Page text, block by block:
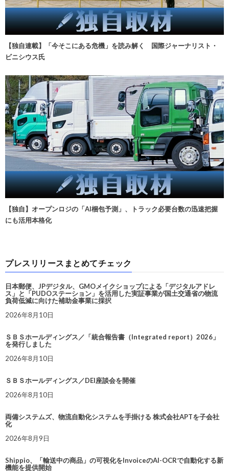
【独自連載】「今そこにある危機」を読み解く 国際ジャーナリスト・
ビニシウス氏
【独自】オープンロジの「AI梱包予測」、トラック必要台数の迅速把握
にも活用本格化
プレスリリースまとめてチェック
日本郵便、JPデジタル、GMOメイクショップによる「デジタルアドレ
ス」と「PUDOステーション」を活用した実証事業が国土交通省の物流
負荷低減に向けた補助金事業に採択
2026年8月10日
ＳＢＳホールディングス／「統合報告書（Integrated report）2026」
を発行しました
2026年8月10日
ＳＢＳホールディングス／DEI座談会を開催
2026年8月10日
両備システムズ、物流自動化システムを手掛ける 株式会社APTを子会社
化
2026年8月9日
Shippio、「輸送中の商品」の可視化をInvoiceのAI-OCRで自動化する新
機能を提供開始